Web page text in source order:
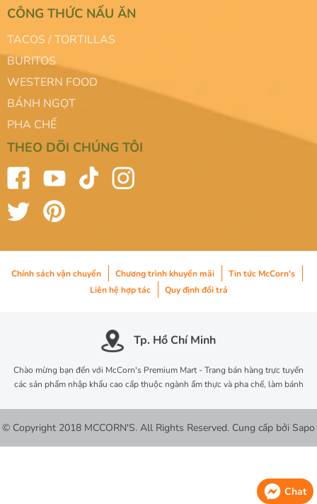
CÔNG THỨC NẤU ĂN
TACOS / TORTILLAS
BURITOS
WESTERN FOOD
BÁNH NGỌT
PHA CHẾ
THEO DÕI CHÚNG TÔI
Chính sách vận chuyển Chương trình khuyến mãi
Tin tức McCorn's
Liên hệ hợp tác
Quy định đổi trả
Tp. Hồ Chí Minh
Chào mừng bạn đến với McCorn's Premium Mart - Trang bán hàng trực tuyến
các sản phẩm nhập khẩu cao cấp thuộc ngành ẩm thực và pha chế, làm bánh
© Copyright 2018 MCCORN'S. All Rights Reserved. Cung cấp bởi Sapo
Chat